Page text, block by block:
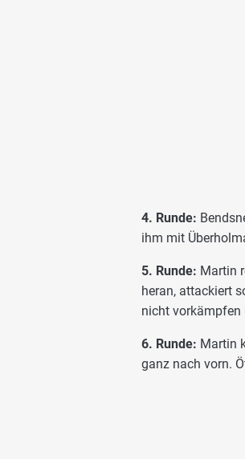
4. Runde:
ihm mit
5. Runde: Martin
heran, attackiert
nicht vorkämpfen
6. Runde: Martin
ganz nach vorn.